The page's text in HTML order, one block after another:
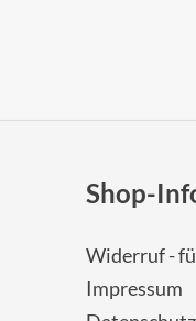
Shop-
Widerruf -
Impressum